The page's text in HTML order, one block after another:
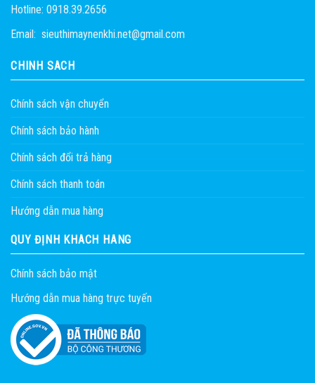
Hotline: 0918.39.2656
Email: sieuthimaynenkhi.net@gmail.com
CHÍNH SÁCH
Chính sách vận chuyển
Chính sách bảo hành
Chính sách đổi trả hàng
Chính sách thanh toán
Hướng dẫn mua hàng
QUY ĐỊNH KHÁCH HÀNG
Chính sách bảo mật
Hướng dẫn mua hàng trực tuyến